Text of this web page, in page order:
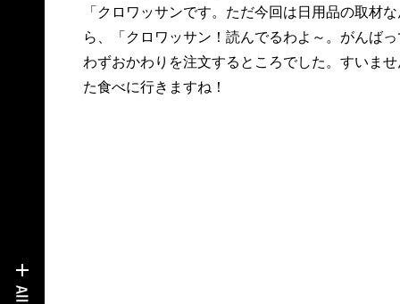
「クロワッサンです。ただ今回は日用品の取材
ら、「クロワッサン！読んでるわよ～。がんば
わずおかわりを注文するところでした。すいま
た食べに行きますね！